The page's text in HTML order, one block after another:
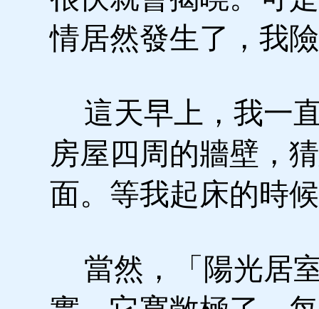
情居然發生了，我
這天早上，我一
房屋四周的牆壁，
面。等我起床的時
當然，「陽光居